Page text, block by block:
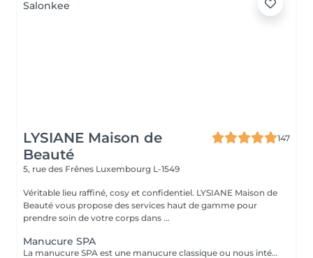
LYSIANE Maison de
Beauté
147
5, rue des Frênes Luxembourg L-1549
Véritable lieu raffiné, cosy et confidentiel. LYSIANE Maison de
Beauté vous propose des services haut de gamme pour
prendre soin de votre corps dans ...
Manucure SPA
La manucure SPA est une manucure classique ou nous intégrons un gommage afin d'exfolier la peau pour la rendre plus douce avant d'appliquer un masque pour un soin profond. Aucun vernis ne sera appliqué à la fin du traitement.